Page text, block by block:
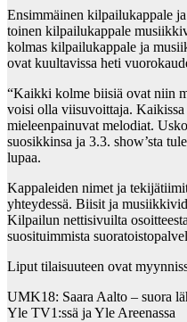
Ensimmäinen kilpailukappale
toinen kilpailukappale
kolmas kilpailukappale ja
ovat kuultavissa heti
“Kaikki kolme biisiä ovat niin
voisi olla viisuvoittaja. Kaikissa
mieleenpainuvat melodiat.
suosikkinsa ja 3.3. show’sta
lupaa.
Kappaleiden nimet ja
yhteydessä. Biisit ja
Kilpailun nettisivuilta
suosituimmista
Liput tilaisuuteen ovat
UMK18: Saara Aalto – suora
Yle TV1:ssä ja Yle Areenassa